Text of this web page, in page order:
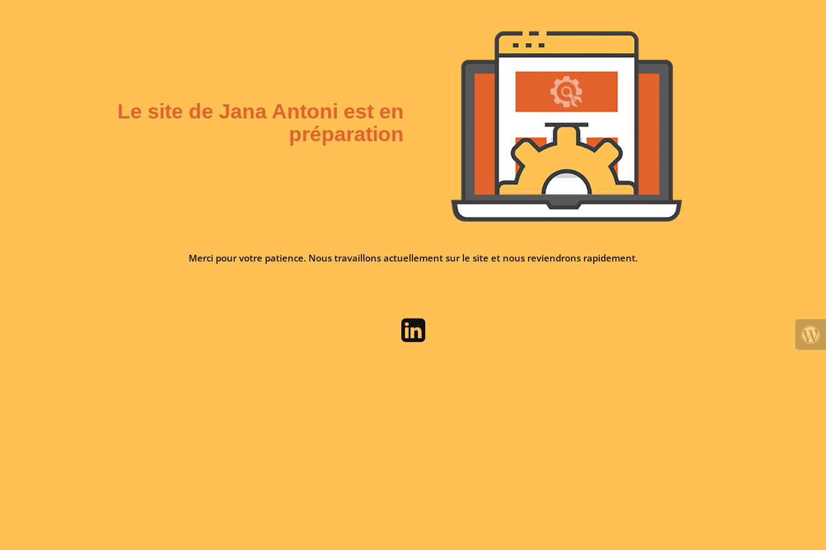
Le site de Jana Antoni est en
préparation
Merci pour votre patience. Nous travaillons actuellement sur le site et nous reviendrons rapidement.